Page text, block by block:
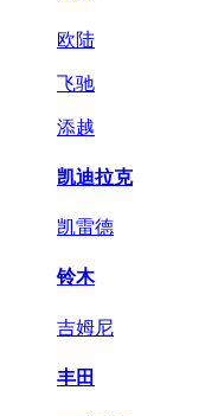
欧陆
飞驰
添越
凯迪拉克
凯雷德
铃木
吉姆尼
丰田